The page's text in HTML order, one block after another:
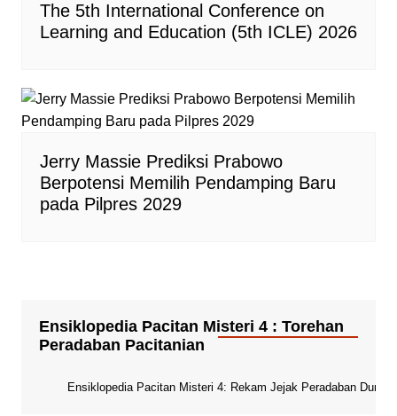
The 5th International Conference on
Learning and Education (5th ICLE) 2026
Jerry Massie Prediksi Prabowo
Berpotensi Memilih Pendamping Baru
pada Pilpres 2029
Ensiklopedia Pacitan Misteri 4 : Torehan
Peradaban Pacitanian
Ensiklopedia Pacitan Misteri 4: Rekam Jejak Peradaban Dunia